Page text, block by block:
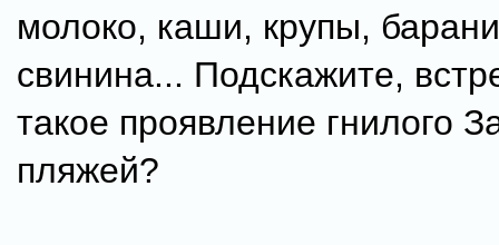
молоко, каши, крупы,
свинина... Подскажите,
такое проявление гнилого
пляжей?